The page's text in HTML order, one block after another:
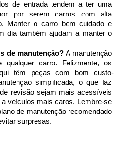
de entrada tendem a ter uma
por serem carros com alta
Manter o carro bem cuidado e
dia também ajudam a manter o
de manutenção? A manutenção
carro. Felizmente, os
têm peças com bom custo-
simplificada, o que faz
revisão sejam mais acessíveis
veículos mais caros. Lembre-se
de manutenção recomendado
surpresas.